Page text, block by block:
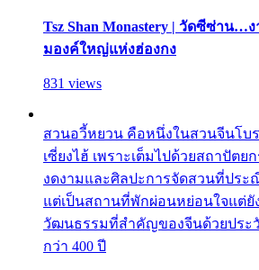
Tsz Shan Monastery | วัดซีซ่าน…
มองค์ใหญ่แห่งฮ่องกง
831 views
สวนอวี้หยวน คือหนึ่งในสวนจีนโบ
เซี่ยงไฮ้ เพราะเต็มไปด้วยสถาปัต
งดงามและศิลปะการจัดสวนที่ประ
แต่เป็นสถานที่พักผ่อนหย่อนใจแต่ยั
วัฒนธรรมที่สำคัญของจีนด้วยประ
กว่า 400 ปี